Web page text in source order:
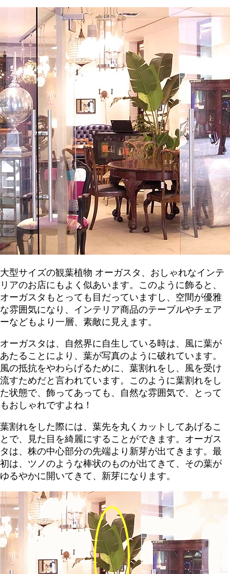
大型サイズの観葉植物 オーガスタ、おしゃれなインテ
リアのお店にもよく似あいます。このように飾ると、
オーガスタもとっても目だっていますし、空間が優雅
な雰囲気になり、インテリア商品のテーブルやチェア
ーなどもより一層、素敵に見えます。
オーガスタは、自然界に自生している時は、風に葉が
あたることにより、葉が写真のように破れています。
風の抵抗をやわらげるために、葉割れをし、風を受け
流すためだと言われています。このように葉割れをし
た状態で、飾ってあっても、自然な雰囲気で、とって
もおしゃれですよね！
葉割れをした際には、葉先を丸くカットしてあげるこ
とで、見た目を綺麗にすることができます。オーガス
タは、株の中心部分の先端より新芽が出てきます。最
初は、ツノのような棒状のものが出てきて、その葉が
ゆるやかに開いてきて、新芽になります。